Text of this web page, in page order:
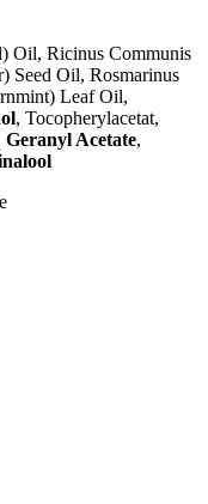
Oil, Ricinus Communis
Seed Oil, Rosmarinus
Leaf Oil,
, Tocopherylacetat,
Geranyl Acetate,